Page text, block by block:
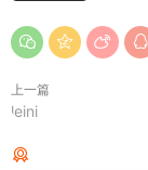
上一篇
leini